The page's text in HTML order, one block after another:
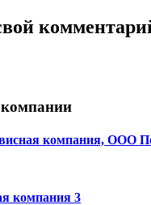
компания, ООО
компания 3